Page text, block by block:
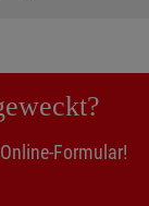
Formular!